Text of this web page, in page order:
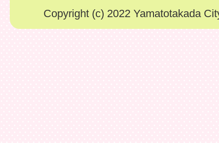
Copyright (c) 2022 Yamatotakada